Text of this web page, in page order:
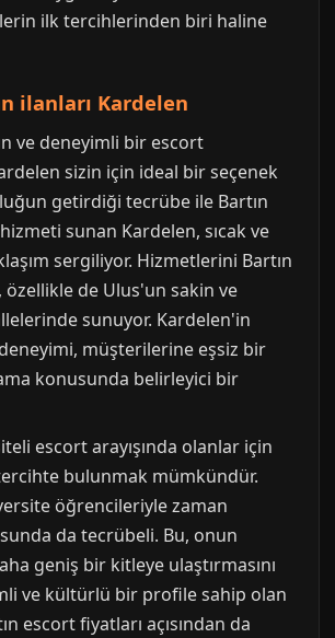
ilk tercihlerinden biri haline
ilanları Kardelen
ve deneyimli bir escort
sizin için ideal bir seçenek
getirdiği tecrübe ile Bartın
sunan Kardelen, sıcak ve
sergiliyor. Hizmetlerini Bartın
özellikle de Ulus'un sakin ve
sunuyor. Kardelen'in
müşterilerine eşsiz bir
konusunda belirleyici bir
escort arayışında olanlar için
bulunmak mümkündür.
öğrencileriyle zaman
da tecrübeli. Bu, onun
geniş bir kitleye ulaştırmasını
ve kültürlü bir profile sahip olan
escort fiyatları açısından da